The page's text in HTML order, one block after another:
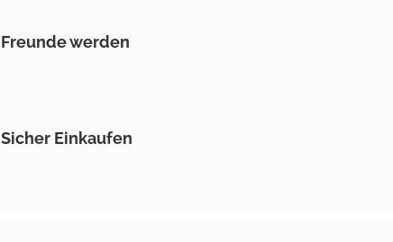
Freunde werden
Sicher Einkaufen